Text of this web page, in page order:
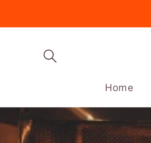
content
Home